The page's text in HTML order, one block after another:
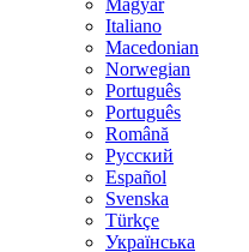
Magyar
Italiano
Macedonian
Norwegian
Português
Português
Română
Русский
Español
Svenska
Türkçe
Українська